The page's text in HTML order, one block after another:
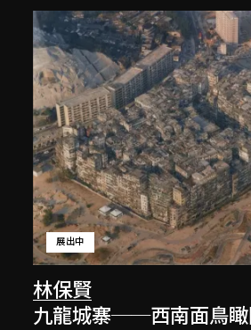
林保賢
展出中
九龍城寨──西南面鳥瞰